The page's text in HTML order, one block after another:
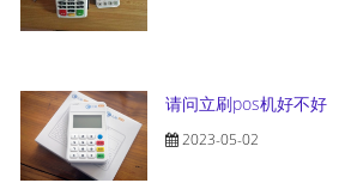
请问立刷pos机好不好
2023-05-02